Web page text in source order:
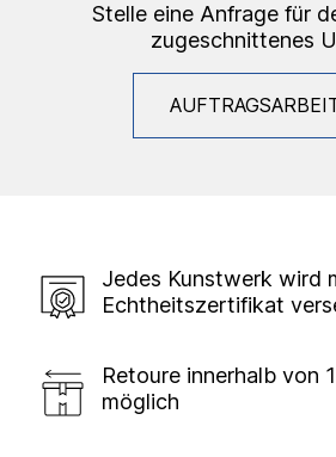
Stelle eine Anfrage für
zugeschnittenes
Jedes Kunstwerk wird
Echtheitszertifikat
Retoure innerhalb von
möglich